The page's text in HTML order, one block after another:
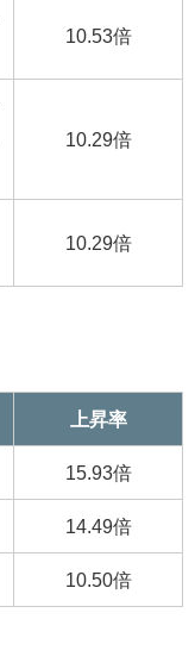
10.53倍
10.29倍
10.29倍
上昇率
15.93倍
14.49倍
10.50倍